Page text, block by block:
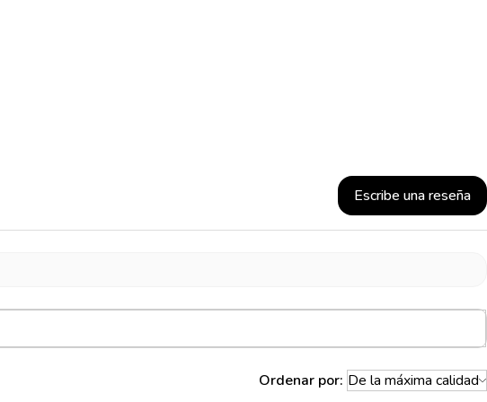
Escribe una reseña
Ordenar por: